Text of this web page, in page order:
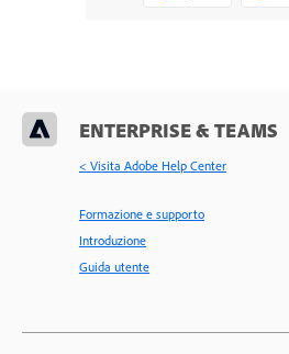
ENTERPRISE & TEAMS
< Visita Adobe Help Center
Formazione e supporto
Introduzione
Guida utente